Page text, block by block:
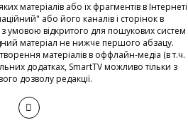
матеріалів або їх фрагментів в Інтернеті
або його каналів і сторінок в
відкритого для пошукових систем
матеріал не нижче першого абзацу.
матеріалів в оффлайн-медіа (в т.ч.
додатках, SmartTV можливо тільки з
дозволу редакції.